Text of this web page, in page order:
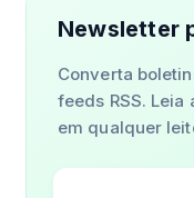
Newsletter
Converta
feeds RSS.
em qualquer